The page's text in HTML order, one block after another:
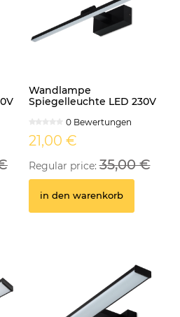
Wandlampe
Spiegelleuchte LED 230V
schwenkbar schwarz
0 Bewertungen
21,00 €
Regular price:35,00 €
in den warenkorb